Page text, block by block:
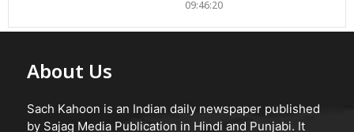
09:46:20
About Us
Sach Kahoon is an Indian daily newspaper published
by Sajag Media Publication in Hindi and Punjabi. It